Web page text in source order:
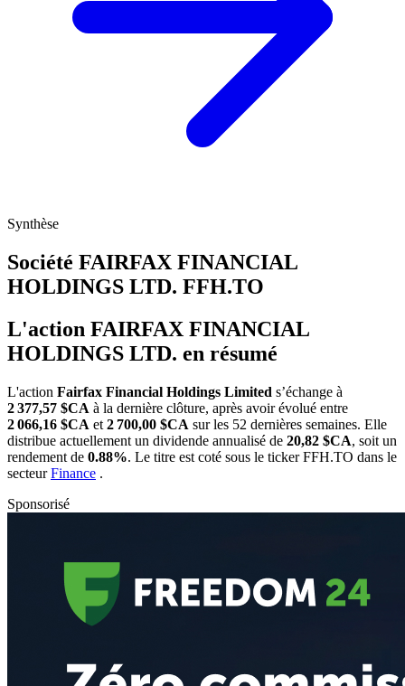
Synthèse
Société FAIRFAX FINANCIAL
HOLDINGS LTD. FFH.TO
L'action FAIRFAX FINANCIAL
HOLDINGS LTD. en résumé
L'action Fairfax Financial Holdings Limited s’échange à
2 377,57 $CA à la dernière clôture, après avoir évolué entre
2 066,16 $CA et 2 700,00 $CA sur les 52 dernières semaines. Elle
distribue actuellement un dividende annualisé de 20,82 $CA, soit un
rendement de 0.88%. Le titre est coté sous le tickerFFH.TO dans le
secteurFinance .
Sponsorisé